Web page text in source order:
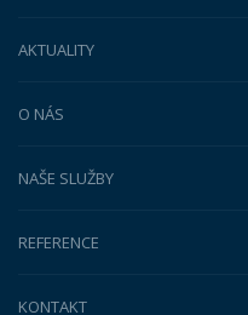
AKTUALITY
O NÁS
NAŠE SLUŽBY
REFERENCE
KONTAKT